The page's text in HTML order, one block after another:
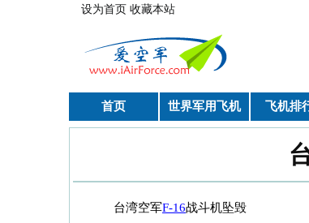
跳转到主要内容设为首页 收藏本站
首页 世界军用飞机 飞机排
台湾空军F-16战斗机坠毁